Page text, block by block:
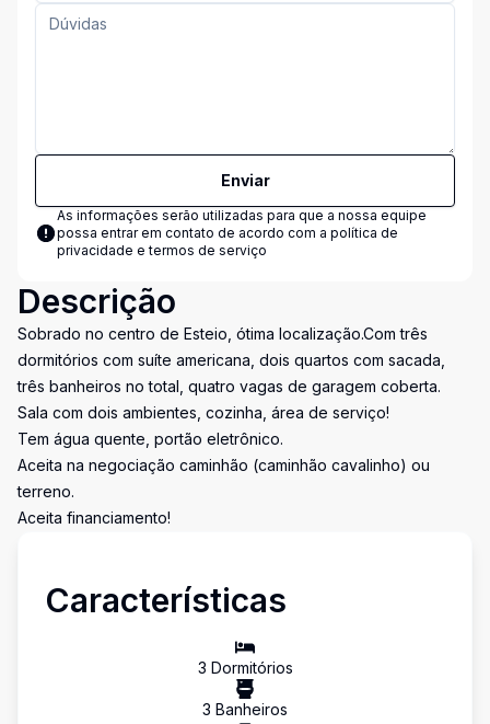
Enviar
As informações serão utilizadas para que a nossa equipe
possa entrar em contato de acordo com a política de
privacidade e termos de serviço
Descrição
Sobrado no centro de Esteio, ótima localização.Com três
dormitórios com suíte americana, dois quartos com sacada,
três banheiros no total, quatro vagas de garagem coberta.
Sala com dois ambientes, cozinha, área de serviço!
Tem água quente, portão eletrônico.
Aceita na negociação caminhão (caminhão cavalinho) ou
terreno.
Aceita financiamento!
Características
3 Dormitórios
3 Banheiros